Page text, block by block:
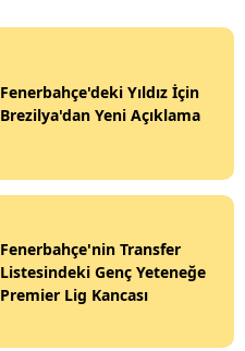
Fenerbahçe'deki Yıldız İçin
Brezilya'dan Yeni Açıklama
Fenerbahçe'nin Transfer
Listesindeki Genç Yeteneğe
Premier Lig Kancası